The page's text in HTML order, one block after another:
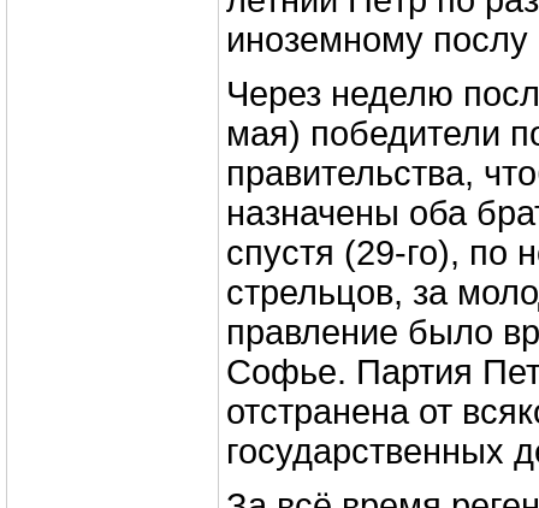
иноземному
Через неделю
мая) победители
правительства,
назначены оба
спустя (29-го), по
стрельцов, за
правление было
Софье. Партия
отстранена от
государственных